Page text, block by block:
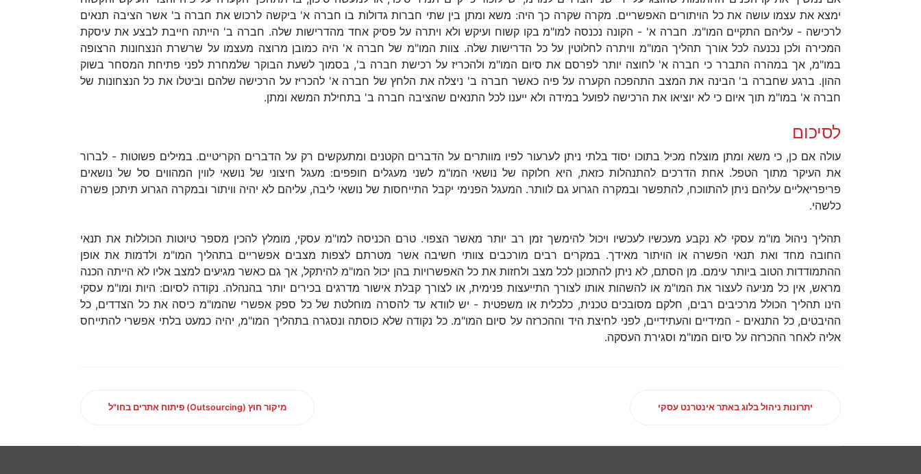
ימצא את עצמו עושה את כל הויתורים האפשריים. מקרה שקרה כך היה: משא ומתן בין שתי חברות גדולות בו חברה א' ביקשה לרכוש את חברה ב' אשר הציבה תנאים
לרכישה - עליהם התקיים המו"מ. חברה א' - הקונה נכנסה למו"מ בקו קשוח ועיקש ולא ויתרה על פסיק אחד מהדרישות שלה. חברה ב' הייתה חייבת לבצע את עיסקת
המכירה ולכן נכנעה לכל אורך תהליך המו"מ וויתרה לחלוטין על כל הדרישות שלה. צוות המו"מ של חברה א' היה כמובן מרוצה מעצמו על שרשרת הנצחונות הרצופה
במו"מ, אך במהרה התברר כי חברה א' לחוצה יותר לפרסם את סיום המו"מ ולהכריז על רכישת חברה ב', בסמוך לשעת הבוקר שלמחרת לפני פתיחת המסחר בשוק
ההון. ברגע שחברה ב' הבינה את המצב התהפכה הקערה על פיה כאשר חברה ב' ניצלה את הלחץ של חברה א' להכריז על הרכישה שלהם וביטלו את כל הנצחונות של
חברה א' במו"מ תוך איום כי לא יוציאו את הרכישה לפועל במידה ולא ייענו לכל התנאים שהציבה חברה ב' בתחילת המשא ומתן.
לסיכום
עולה אם כן, כי משא ומתן מוצלח מכיל בתוכו יסוד בלתי ניתן לערעור לפיו מוותרים על הדברים הקטנים ומתעקשים רק על הדברים הקריטיים. במילים פשוטות - לברור
את העיקר מתוך הטפל. אחת הדרכים להתנהלות כזאת, היא חלוקה של נושאי המו"מ לשני מעגלים חופפים: מעגל חיצוני של נושאי לווין המהווים סל של נושאים
פריפריאליים עליהם ניתן להתווכח, להתפשר ובמקרה הגרוע גם לוותר. המעגל הפנימי יקבל התייחסות של נושאי ליבה, עליהם לא יהיה וויתור ובמקרה הגרוע תיתכן פשרה
כלשהי.
תהליך ניהול מו"מ עסקי לא נקבע מעכשיו לעכשיו ויכול להימשך זמן רב יותר מאשר הצפוי. טרם הכניסה למו"מ עסקי, מומלץ להכין מספר טיוטות הכוללות את תנאי
החובה מחד ואת תנאי הפשרה או הויתור מאידך. במקרים רבים מורכבים צוותי חשיבה אשר מטרתם לצפות מצבים אפשריים בתהליך המו"מ ולדמות את אופן
ההתמודדות הטוב ביותר עימם. מן הסתם, לא ניתן להתכונן לכל מצב ולחזות את כל האפשרויות בהן יכול המו"מ להיתקל, אך גם כאשר מגיעים למצב אליו לא הייתה הכנה
מראש, אין כל מניעה לעצור את המו"מ או להשהות אותו לצורך התייעצות פנימית, או לצורך קבלת אישור מדרגים בכירים יותר בהנהלה. נקודה לסיום: היות ומו"מ עסקי
הינו תהליך הכולל מרכיבים רבים, חלקם מסובכים טכנית, כלכלית או משפטית - יש לוודא עד להסרה מוחלטת של כל ספק אפשרי שהמו"מ כיסה את כל הצדדים, כל
ההיבטים, כל התנאים - המידיים והעתידיים, לפני לחיצת היד וההכרזה על סיום המו"מ. כל נקודה שלא כוסתה ונסגרה בתהליך המו"מ, יהיה כמעט בלתי אפשרי להתייחס
אליה לאחר ההכרזה על סיום המו"מ וסגירת העסקה.
מיקור חוץ (Outsourcing) פיתוח אתרים בחו"ל יתרונות ניהול בלוג באתר אינטרנט עסקי